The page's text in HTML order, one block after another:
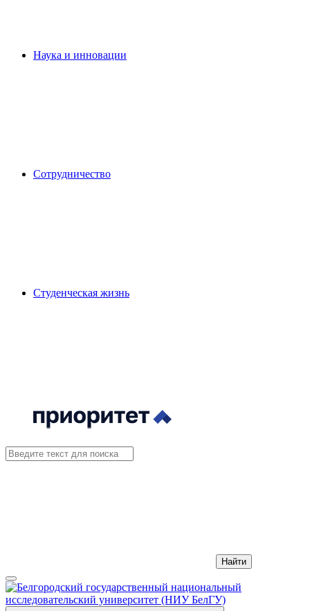
Наука и инновации
Сотрудничество
Студенческая жизнь
Найти